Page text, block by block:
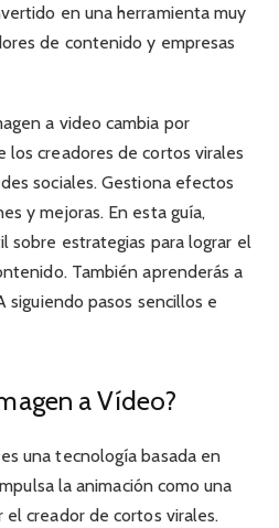
en una herramienta muy
de contenido y empresas
a video cambia por
creadores de cortos virales
sociales. Gestiona efectos
y mejoras. En esta guía,
sobre estrategias para lograr el
También aprenderás a
siguiendo pasos sencillos e
a Vídeo?
una tecnología basada en
la animación como una
el creador de cortos virales.